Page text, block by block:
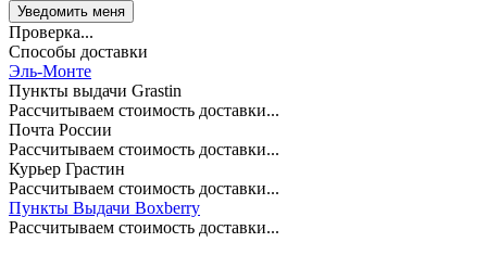
Проверка...
Способы доставки
Эль-Монте
Пункты выдачи Grastin
Рассчитываем стоимость доставки...
Почта России
Рассчитываем стоимость доставки...
Курьер Грастин
Рассчитываем стоимость доставки...
Пункты Выдачи Boxberry
Рассчитываем стоимость доставки...